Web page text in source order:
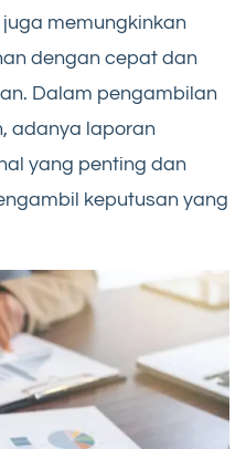
memungkinkan
dengan cepat dan
Dalam pengambilan
adanya laporan
yang penting dan
keputusan yang